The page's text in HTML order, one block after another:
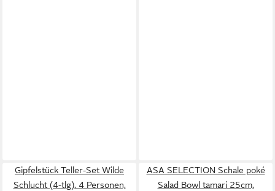
Gipfelstück Teller-Set Wilde
Schlucht (4-tlg), 4 Personen,
ASA SELECTION Schale poké
Salad Bowl tamari 25cm,